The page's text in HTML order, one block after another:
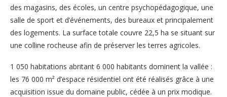
des magasins, des écoles, un centre psychopédagogique, une
salle de sport et d’événements, des bureaux et principalement
des logements. La surface totale couvre 22,5 ha se situant sur
une colline rocheuse afin de préserver les terres agricoles.
1 050 habitations abritant 6 000 habitants dominent la vallée :
les 76 000 m² d’espace résidentiel ont été réalisés grâce à une
acquisition issue du domaine public, cédée à un prix modique.